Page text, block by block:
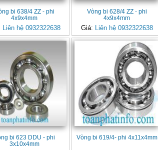
bi 638/4 ZZ - phi
4x9x4mm
Liên hệ 0932322638
Vòng bi 628/4 ZZ - phi
4x9x4mm
Giá: Liên hệ 0932322638
bi 623 DDU - phi
3x10x4mm
Vòng bi 619/4- phi 4x11x4mm